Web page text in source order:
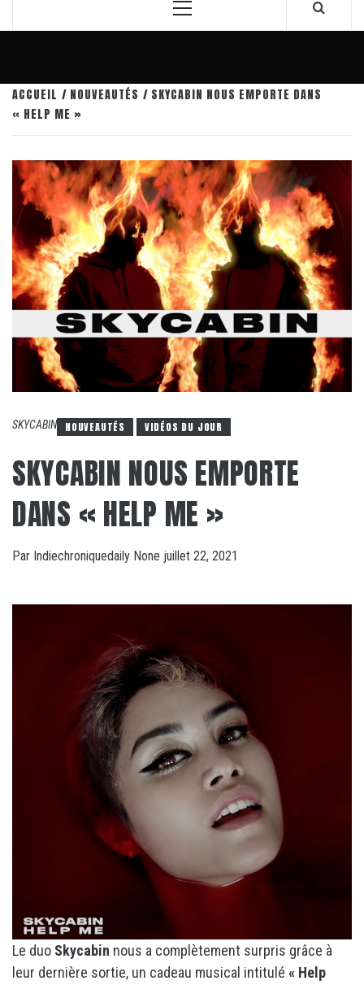
Menu
ACCUEIL NOUVEAUTÉS
SKYCABIN NOUS EMPORTE DANS
« HELP ME »
SKYCABIN NOUVEAUTÉS VIDÉOS DU JOUR
SKYCABIN NOUS EMPORTE
DANS « HELP ME »
Par Indiechroniquedaily None juillet 22, 2021
Le duo Skycabin nous a complètement surpris grâce à
leur dernière sortie, un cadeau musical intitulé « Help